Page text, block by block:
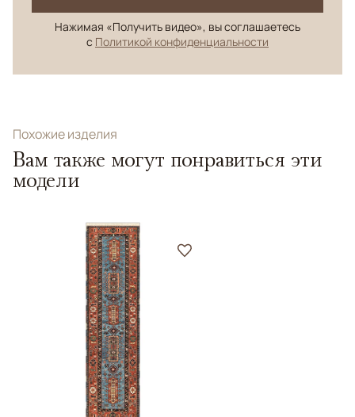
Нажимая «Получить видео», вы соглашаетесь
с Политикой конфиденциальности
Похожие изделия
Вам также могут понравиться эти
модели